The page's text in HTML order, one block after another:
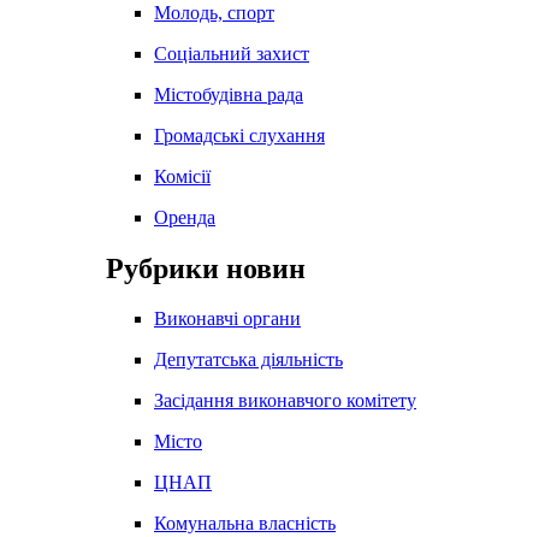
Молодь, спорт
Соціальний захист
Містобудівна рада
Громадські слухання
Комісії
Оренда
Рубрики новин
Виконавчі органи
Депутатська діяльність
Засідання виконавчого комітету
Місто
ЦНАП
Комунальна власність